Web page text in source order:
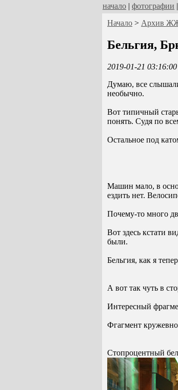
начало | фотографии |
Начало > Архив
Бельгия,
2019-01-21 03:16:00
Думаю, все
необычно.
Вот типичный
понять. Судя по
Остальное под
Машин мало, в
ездить нет.
Почему-то много
Вот здесь кстати
были.
Бельгия, как я
А вот так чуть в
Интересный
Фгагмент
Стопроцентный